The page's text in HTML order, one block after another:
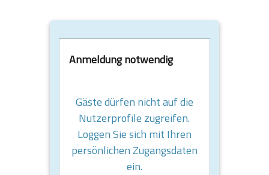
Anmeldung notwendig
Gäste dürfen nicht auf die
Nutzerprofile zugreifen.
Loggen Sie sich mit Ihren
persönlichen Zugangsdaten
ein.